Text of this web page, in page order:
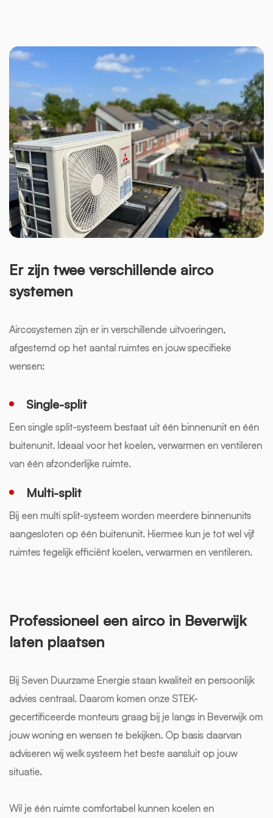
Er zijn twee verschillende airco
systemen
Aircosystemen zijn er in verschillende uitvoeringen,
afgestemd op het aantal ruimtes en jouw specifieke
wensen:
Single-split
Een single split-systeem bestaat uit één binnenunit en één
buitenunit. Ideaal voor het koelen, verwarmen en ventileren
van één afzonderlijke ruimte.
Multi-split
Bij een multi split-systeem worden meerdere binnenunits
aangesloten op één buitenunit. Hiermee kun je tot wel vijf
ruimtes tegelijk efficiënt koelen, verwarmen en ventileren.
Professioneel een airco in Beverwijk
laten plaatsen
Bij Seven Duurzame Energie staan kwaliteit en persoonlijk
advies centraal. Daarom komen onze STEK-
gecertificeerde monteurs graag bij je langs in Beverwijk om
jouw woning en wensen te bekijken. Op basis daarvan
adviseren wij welk systeem het beste aansluit op jouw
situatie.
Wil je één ruimte comfortabel kunnen koelen en